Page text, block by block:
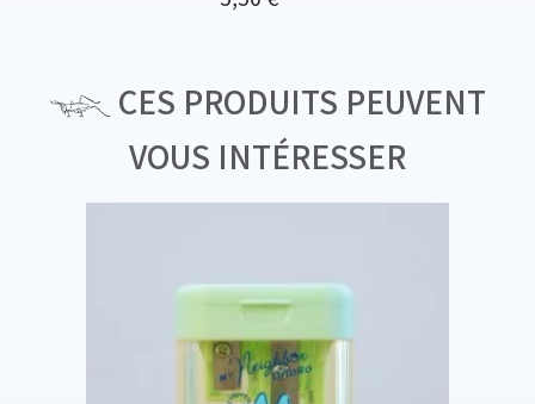
CES PRODUITS PEUVENT
VOUS INTÉRESSER